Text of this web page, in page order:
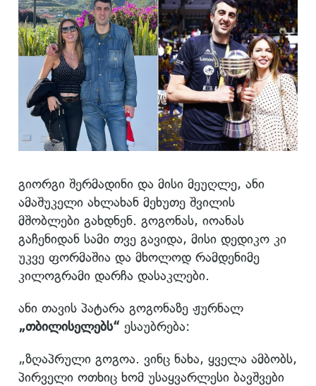
გიორგი შერმადინი და მისი მეუღლე, ანი
ამაშუკელი ახლახან მეხუთე შვილის
მშობლები გახდნენ. გოგონას, იოანას
გაჩენიდან სამი თვე გავიდა, მისი დედიკო კი
უკვე ფორმაშია და მხოლოდ რამდენიმე
კილოგრამი დარჩა დასაკლები.
ანი თავის პატარა გოგონაზე ჟურნალ
„თბილისელებს“ ესაუბრება:
„ზღაპრული გოგოა. ვინც ნახა, ყველა ამბობს,
პირველი ოთხიც ხომ უსაყვარლესი ბავშვები